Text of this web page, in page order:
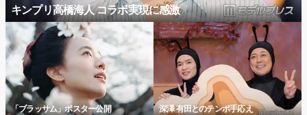
キンプリ高橋海人 コラボ実現に感激
「ブラッサム」ポスター公開 深澤 有田とのテンポ手応え